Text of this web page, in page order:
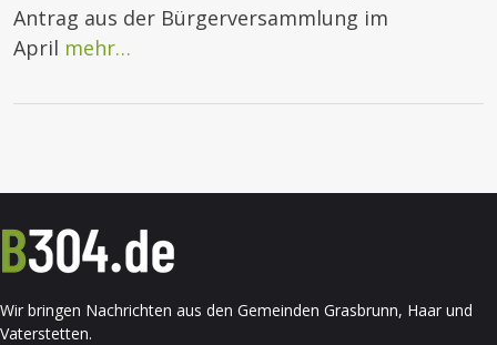
Antrag aus der Bürgerversammlung im
April mehr…
Wir bringen Nachrichten aus den Gemeinden Grasbrunn, Haar und
Vaterstetten.